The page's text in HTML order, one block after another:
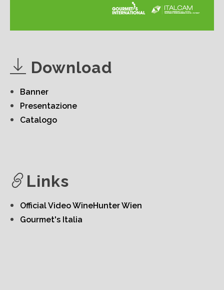
Download
Banner
Presentazione
Catalogo
Links
Official Video WineHunter Wien
Gourmet's Italia